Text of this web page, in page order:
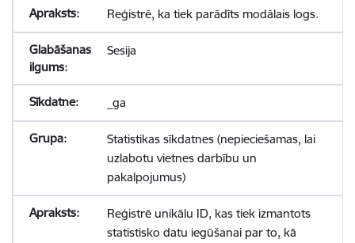
Reģistrē, ka tiek parādīts modālais logs.
Sesija
_ga
Statistikas sīkdatnes (nepieciešamas, lai
uzlabotu vietnes darbību un
pakalpojumus)
Reģistrē unikālu ID, kas tiek izmantots
statistisko datu iegūšanai par to, kā